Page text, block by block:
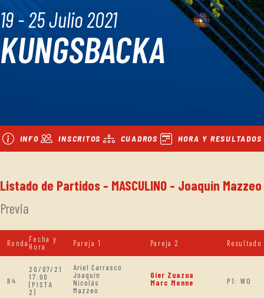
19 - 25 Julio 2021
KUNGSBACKA
INFO INSCRITOS CUADROS HORA Y RESULTADOS
Listado de Partidos - MASCULINO - Joaquín Mazzeo
Previa
Ronda Fecha y
Hora
Pareja 1 Pareja 2 Resultado
R4
20/07/21
17:00
(PISTA
2)
Ariel Carrasco
Joaquín
Nicolás
Mazzeo
Oier Zuazua
Marc Monne
P1: WO